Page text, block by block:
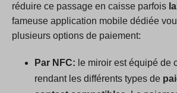
réduire ce passage en caisse parfois
fameuse application mobile dédiée
plusieurs options de paiement:
Par NFC: le miroir est équipé de
rendant les différents types de